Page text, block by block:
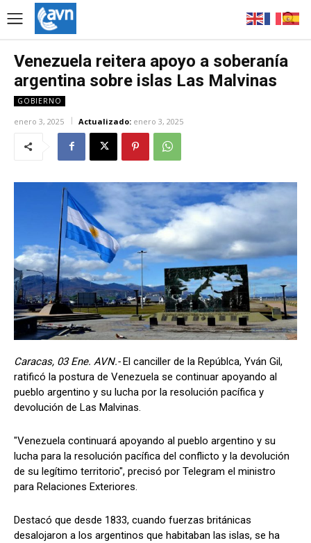
Venezuela reitera apoyo a soberanía
argentina sobre islas Las Malvinas
GOBIERNO
enero 3, 2025 Actualizado: enero 3, 2025
Caracas, 03 Ene. AVN.-El canciller de la Repúblca, Yván Gil,
ratificó la postura de Venezuela se continuar apoyando al
pueblo argentino y su lucha por la resolución pacífica y
devolución de Las Malvinas.
"Venezuela continuará apoyando al pueblo argentino y su
lucha para la resolución pacífica del conflicto y la devolución
de su legítimo territorio", precisó por Telegram el ministro
para Relaciones Exteriores.
Destacó que desde 1833, cuando fuerzas británicas
desalojaron a los argentinos que habitaban las islas, se ha